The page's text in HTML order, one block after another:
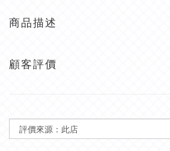
商品描述
顧客評價